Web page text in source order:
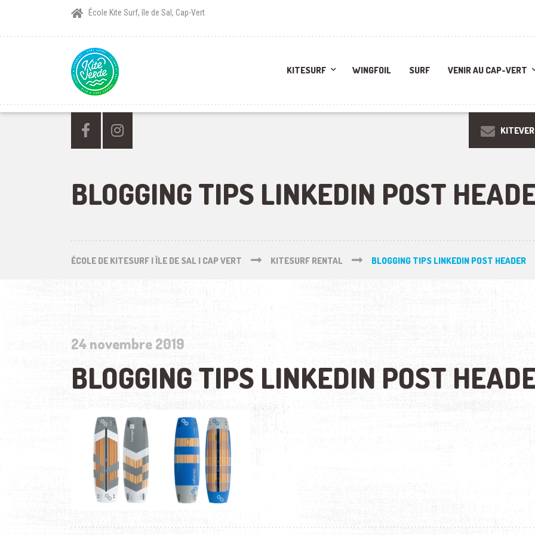
École Kite Surf, île de Sal, Cap-Vert
KITESURF WINGFOIL SURF VENIR AU CAP-VERT
BLOGGING TIPS LINKEDIN POST
ÉCOLE DE KITESURF | ÎLE DE SAL | CAP VERT KITESURF RENTAL BLOGGING TIPS LINKEDIN POST HEADER
24 novembre 2019
BLOGGING TIPS LINKEDIN POST